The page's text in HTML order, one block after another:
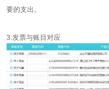
要的支出。
3.发票与账目对应